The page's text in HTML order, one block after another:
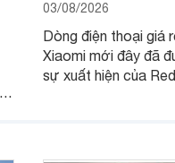
03/08/2026
Dòng điện thoại giá
Xiaomi mới đây đã
sự xuất hiện của